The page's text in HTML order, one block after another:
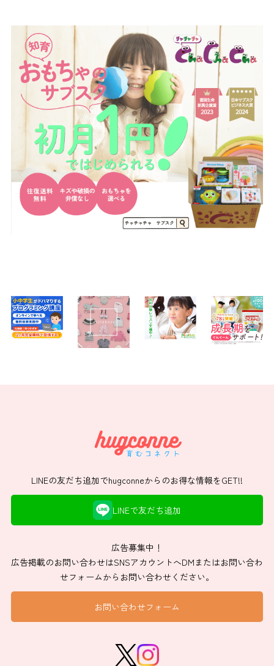
LINEの友だち追加でhugconneからのお得な情報をGET!!
LINEで友だち追加
広告募集中！
広告掲載のお問い合わせはSNSアカウントへDMまたはお問い合わ
せフォームからお問い合わせください。
お問い合わせフォーム